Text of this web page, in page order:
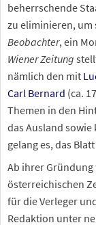
beherrschende
zu eliminieren, um
Beobachter, ein
Wiener Zeitung
nämlich den mit
Carl Bernard (ca.
Themen in den
das Ausland
gelang es, das
Ab ihrer
österreichischen
für die Verleger
Redaktion unter